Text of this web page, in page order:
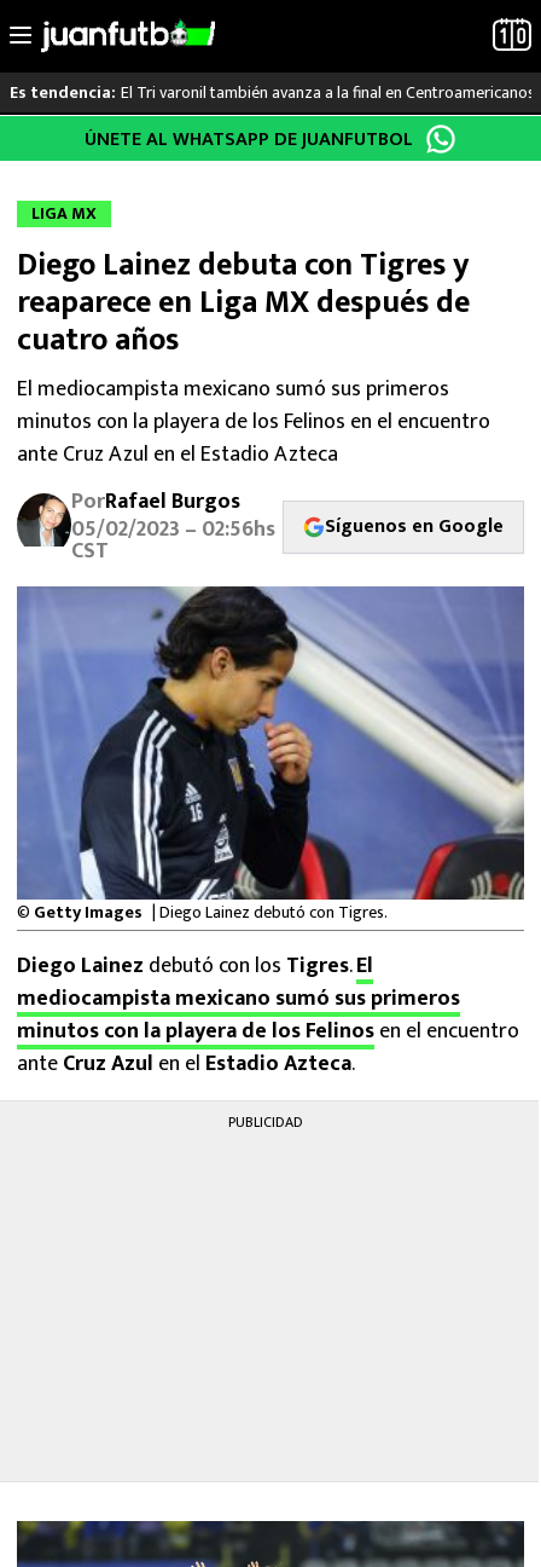
al
Es tendencia: El Tri varonil también avanza a la final en Centroamericanos
LO ÚLTIMO
LIGA MX
RAYADOS
PUMAS
ATLANTE
SELECCIÓN MEXICANA
FUTBOL INTERNACIONAL
MEXICANOS EN EL EXTRANJERO
FUTBOL ESTUFA
FÓRMULA 1
LIGA MX
ÚNETE AL WHATSAPP DE JUANFUTBOL
LIGA MX
Diego Lainez debuta con Tigres y
reaparece en Liga MX después de
cuatro años
El mediocampista mexicano sumó sus primeros
minutos con la playera de los Felinos en el encuentro
ante Cruz Azul en el Estadio Azteca
PorRafael Burgos
05/02/2023 – 02:56hs
CST
Síguenos en Google
© Getty Images | Diego Lainez debutó con Tigres.
Diego Lainez debutó con los Tigres.El
mediocampista mexicano sumó sus primeros
minutos con la playera de los Felinosen el encuentro
anteCruz Azul en el Estadio Azteca.
PUBLICIDAD